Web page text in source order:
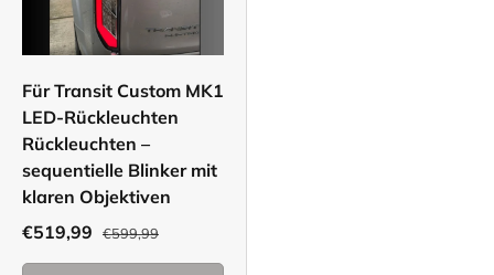
Für Transit Custom MK1
LED-Rückleuchten
Rückleuchten –
sequentielle Blinker mit
klaren Objektiven
€519,99
€599,99